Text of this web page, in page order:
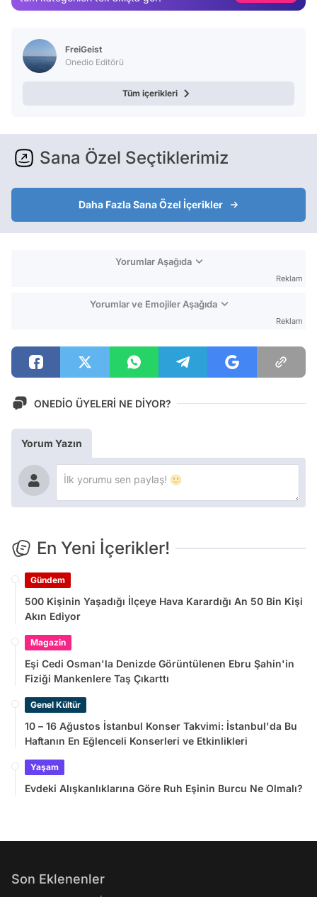
FreiGeist
Onedio Editörü
Tüm içerikleri
Sana Özel Seçtiklerimiz
Daha Fazla Sana Özel İçerikler
Yorumlar Aşağıda
Reklam
Yorumlar ve Emojiler Aşağıda
Reklam
ONEDİO ÜYELERİ NE DİYOR?
Yorum Yazın
En Yeni İçerikler!
Gündem
500 Kişinin Yaşadığı İlçeye Hava Karardığı An 50 Bin Kişi
Akın Ediyor
Magazin
Eşi Cedi Osman'la Denizde Görüntülenen Ebru Şahin'in
Fiziği Mankenlere Taş Çıkarttı
Genel Kültür
10 – 16 Ağustos İstanbul Konser Takvimi: İstanbul'da Bu
Haftanın En Eğlenceli Konserleri ve Etkinlikleri
Yaşam
Evdeki Alışkanlıklarına Göre Ruh Eşinin Burcu Ne Olmalı?
Son Eklenenler